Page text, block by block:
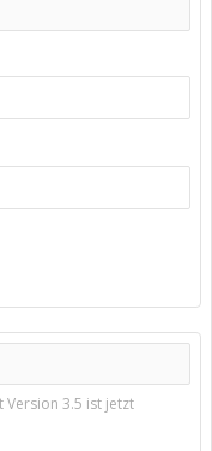
Version 3.5 ist jetzt